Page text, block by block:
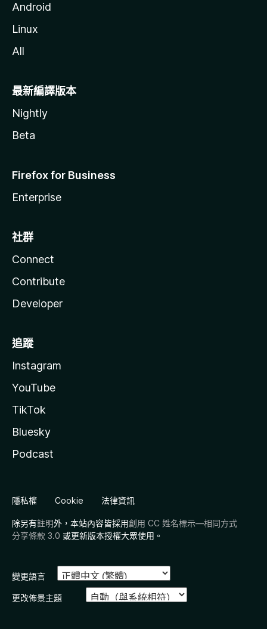
Android
Linux
All
最新編譯版本
Nightly
Beta
Firefox for Business
Enterprise
社群
Connect
Contribute
Developer
追蹤
Instagram
YouTube
TikTok
Bluesky
Podcast
隱私權 Cookie 法律資訊
除另有註明外，本站內容皆採用創用 CC 姓名標示—相同方式
分享條款 3.0 或更新版本授權大眾使用。
變更語言
更改佈景主題